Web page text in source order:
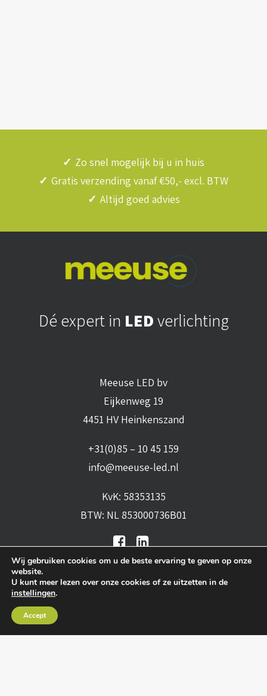
✓ Zo snel mogelijk bij u in huis
✓ Gratis verzending vanaf €50,- excl. BTW
✓ Altijd goed advies
Dé expert in LEDverlichting
Meeuse LED bv
Eijkenweg 19
4451 HV Heinkenszand
+31(0)85 – 10 45 159
info@meeuse-led.nl
KvK: 58353135
BTW: NL 853000736B01
leveringsvoorwaarden
Wij gebruiken cookies om u de beste ervaring te geven op onze
website.
U kunt meer lezen over onze cookies of ze uitzetten in de
instellingen.
Accept